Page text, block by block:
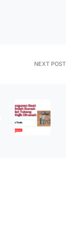
NEXT POST